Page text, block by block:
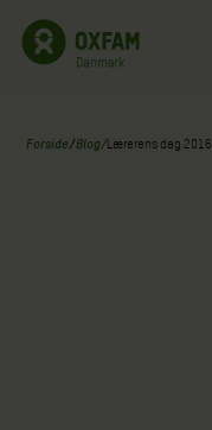
Spring
Forside/Blog/Lærerens dag 2016